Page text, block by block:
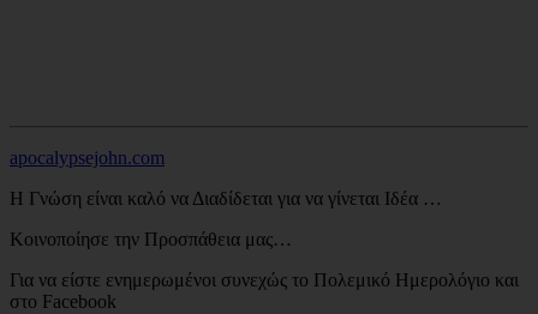
apocalypsejohn.com
Η Γνώση είναι καλό να Διαδίδεται για να γίνεται Ιδέα …
Κοινοποίησε την Προσπάθεια μας…
Για να είστε ενημερωμένοι συνεχώς το Πολεμικό Ημερολόγιο και
στο Facebook